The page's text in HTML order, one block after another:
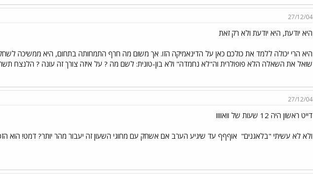
27/12/04
היא יודעת, היא יודעת ולא רק זאת
היא הרי יכולה ללמד את כולכם כאן על הדינאמיקה הזו. אך משום מה חרף התמחותה בתחום, היא ממשיכה
שואל את השאלה הלא פופולרית וה"לא נחמדה" ולא בון-טונית: לשם מה ? על איזה צורך זה עונה ? הלנצח
27/12/04
דייט ראשון היה 12 שעות של וואוווו
ולא לא עשיתי "בלאגנים" אוףףף עד שיגיע הערב אם אשחק עם מחוגי השעון זה יעבור מהר יותר? דמט! הוא